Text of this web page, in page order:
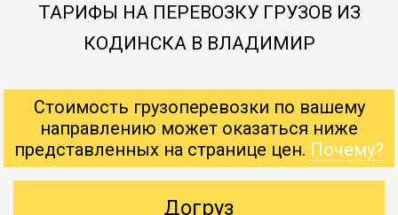
ТАРИФЫ НА ПЕРЕВОЗКУ ГРУЗОВ ИЗ
КОДИНСКА В ВЛАДИМИР
Стоимость грузоперевозки по вашему
направлению может оказаться ниже
представленных на странице цен. Почему?
Догруз